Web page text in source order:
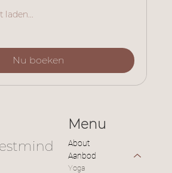
laden...
Nu boeken
About
Aanbod
Yoga
Menu